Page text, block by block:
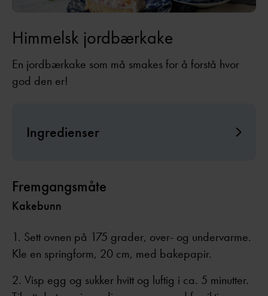
Himmelsk jordbærkake
En jordbærkake som må smakes for å forstå hvor
god den er!
Ingredienser
Fremgangsmåte
Kakebunn
Sett ovnen på 175 grader, over- og undervarme.
Kle en springform, 20 cm, med bakepapir.
Visp egg og sukker hvitt og luftig i ca. 5 minutter.